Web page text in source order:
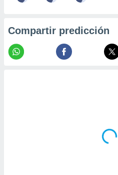
Compartir predicción